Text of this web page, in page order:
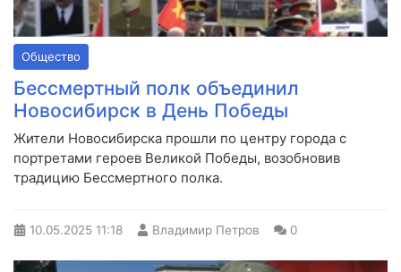
Общество
Бессмертный полк объединил
Новосибирск в День Победы
Жители Новосибирска прошли по центру города с
портретами героев Великой Победы, возобновив
традицию Бессмертного полка.
10.05.2025 11:18 Владимир Петров 0